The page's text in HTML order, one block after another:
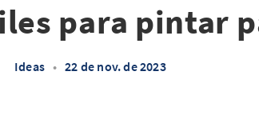
para pintar
Ideas • 22 de nov. de 2023